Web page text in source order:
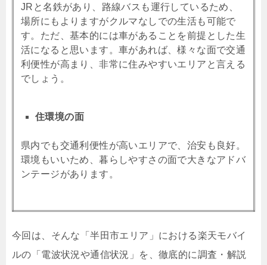
JRと名鉄があり、路線バスも運行しているため、
場所にもよりますがクルマなしでの生活も可能で
す。ただ、基本的には車があることを前提とした生
活になると思います。車があれば、様々な面で交通
利便性が高まり、非常に住みやすいエリアと言える
でしょう。
住環境の面
県内でも交通利便性が高いエリアで、治安も良好。
環境もいいため、暮らしやすさの面で大きなアドバ
ンテージがあります。
今回は、そんな「半田市エリア」における楽天モバイ
ルの「電波状況や通信状況」を、徹底的に調査・解説